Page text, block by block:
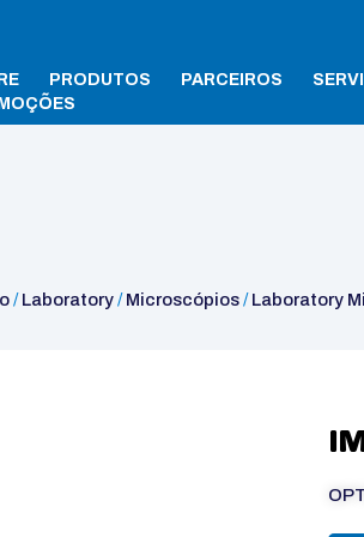
PRODUTOS PARCEIROS
/Laboratory/Microscópios/Laboratory